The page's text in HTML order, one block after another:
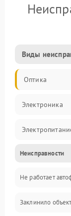
Виды
Оптика
Электроника
Видео
Хранение
Программное
Неисправности
Не работает
Заклинило